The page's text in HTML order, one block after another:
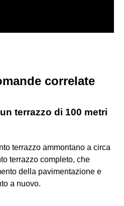
correlate
terrazzo di 100 metri
terrazzo ammontano a circa
terrazzo completo, che
della pavimentazione e
a nuovo.